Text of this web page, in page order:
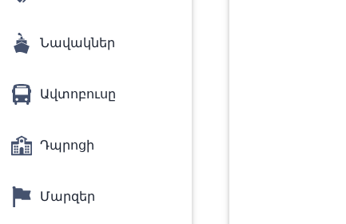
Նավակներ
Ավտոբուսը
Դպրոցի
Մարզեր